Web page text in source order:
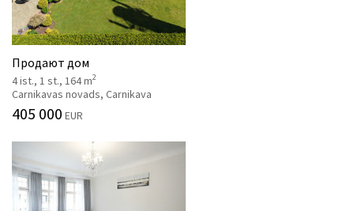
Продают дом
4 ist., 1 st., 164 m2
Carnikavas novads, Carnikava
405 000 EUR